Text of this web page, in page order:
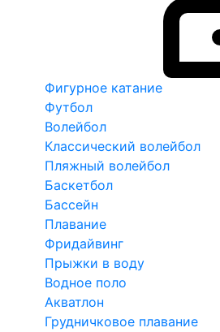
Фигурное катание
Футбол
Волейбол
Классический волейбол
Пляжный волейбол
Баскетбол
Бассейн
Плавание
Фридайвинг
Прыжки в воду
Водное поло
Акватлон
Грудничковое плавание